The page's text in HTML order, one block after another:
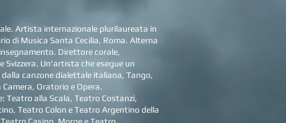
Artista internazionale plurilaureata in
di Musica Santa Cecilia, Roma. Alterna
Direttore corale,
Un'artista che esegue un
canzone dialettale italiana, Tango,
Oratorio e Opera.
Teatro alla Scala, Teatro Costanzi,
Teatro Colon e Teatro Argentino della